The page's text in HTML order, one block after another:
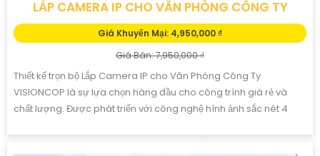
LẮP CAMERA IP CHO VĂN PHÒNG CÔNG TY
Giá Khuyến Mại: 4,950,000 ₫
Giá Bán: 7,950,000 ₫
Thiết kế trọn bộ Lắp Camera IP cho Văn Phòng Công Ty
VISIONCOP là sự lựa chọn hàng đầu cho công trình giá rẻ và
chất lượng. Được phát triển với công nghệ hình ảnh sắc nét 4